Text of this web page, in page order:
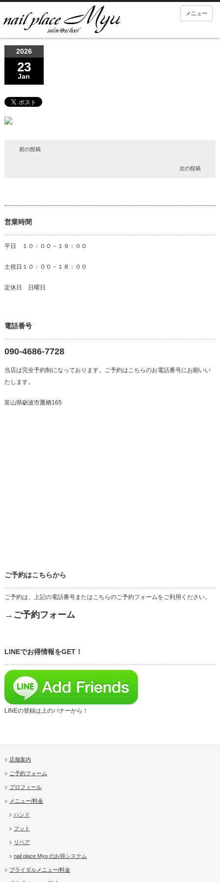
メニュー
2026
23
Jan
前の投稿
次の投稿
営業時間
平日 １０：００－１９：００
土祝日１０：００－１８：００
定休日 日曜日
電話番号
090-4686-7728
当店は完全予約制になっております。ご予約はこちらのお電話番号にお願いい
たします。
富山県砺波市鷹栖165
ご予約はこちらから
ご予約は、上記の電話番号またはこちらのご予約フォームをご利用ください。
→ご予約フォーム
LINEでお得情報をGET！
LINEの登録は上のバナーから！
店舗案内
ご予約フォーム
プロフィール
メニュー/料金
ハンド
フット
リペア
nail place Myu のお得システム
ブライダルメニュー/料金